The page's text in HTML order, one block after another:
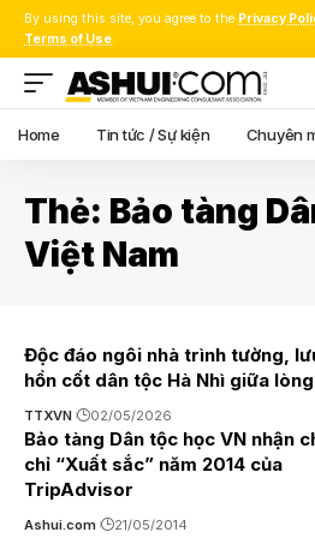
By using this site, you agree to the Privacy
Terms of Use.
Home Tin tức / Sự kiện Chuyên
Thẻ: Bảo tàng
Việt Nam
Độc đáo ngôi nhà trình tường,
hồn cốt dân tộc Hà Nhì giữa
TTXVN 02/05/2026
Bảo tàng Dân tộc học VN nhận
chỉ “Xuất sắc” năm 2014 của
TripAdvisor
Ashui.com 21/05/2014